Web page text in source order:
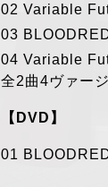
02 Variable
03
04 Variable
全2曲4ヴァー
【DVD】
01